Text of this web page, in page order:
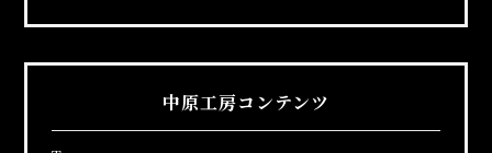
中原工房コンテンツ